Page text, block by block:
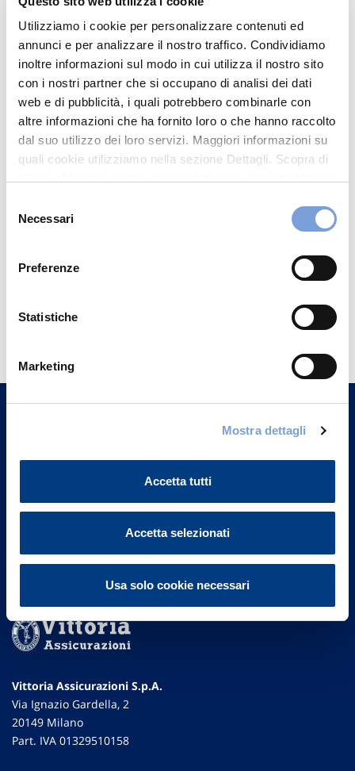
Utilizziamo i cookie per personalizzare contenuti ed
annunci e per analizzare il nostro traffico. Condividiamo
inoltre informazioni sul modo in cui utilizza il nostro sito
con i nostri partner che si occupano di analisi dei dati
web e di pubblicità, i quali potrebbero combinarle con
altre informazioni che ha fornito loro o che hanno raccolto
dal suo utilizzo dei loro servizi. Maggiori informazioni su
quali cookie utilizziamo nella sezione Dettagli. Scopra di
può trovare nel footer del sito nella sezione "Informativa
delNecessari
Preferenze
Statistiche
Marketing
Mostra dettagli
Accetta tutti
Accetta selezionati
Usa solo cookie necessari
0119365743
CARROZZERIASTILAUTO@ALICE.IT
0119365743
Chiama ora
Hai bisogno di
Trova l'Agenzia più vicina a te e parla con
Vittoria Assicurazioni S.p.A.
Via Ignazio Gardella, 2
20149 Milano
Part. IVA 01329510158